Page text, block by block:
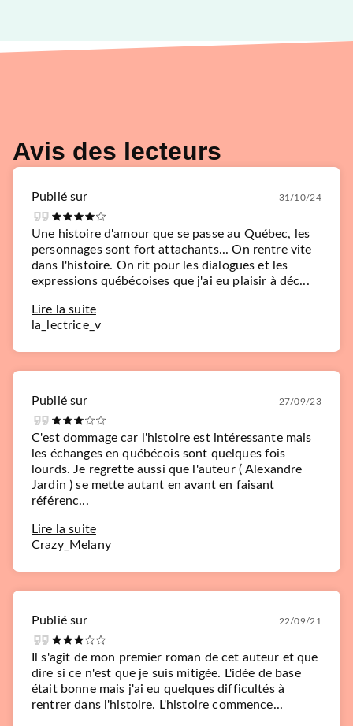
Avis des lecteurs
Publié sur 31/10/24
Une histoire d'amour que se passe au Québec, les
personnages sont fort attachants... On rentre vite
dans l'histoire. On rit pour les dialogues et les
expressions québécoises que j'ai eu plaisir à déc...
Lire la suite
la_lectrice_v
Publié sur 27/09/23
C'est dommage car l'histoire est intéressante mais
les échanges en québécois sont quelques fois
lourds. Je regrette aussi que l'auteur ( Alexandre
Jardin ) se mette autant en avant en faisant
référenc...
Lire la suite
Crazy_Melany
Publié sur 22/09/21
Il s'agit de mon premier roman de cet auteur et que
dire si ce n'est que je suis mitigée. L'idée de base
était bonne mais j'ai eu quelques difficultés à
rentrer dans l'histoire. L'histoire commence...